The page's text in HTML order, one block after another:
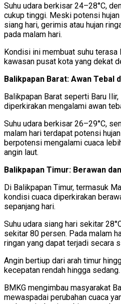
Suhu udara berkisar 24–28°C,
cukup tinggi. Meski potensi
siang hari, gerimis atau hujan
pada malam hari.
Kondisi ini membuat suhu
kawasan pusat kota yang dekat
Balikpapan Barat: Awan Tebal
Balikpapan Barat seperti Baru
diperkirakan mengalami awan
Suhu udara berkisar 26–29°C,
malam hari terdapat potensi
berpotensi mengalami cuaca
angin laut.
Balikpapan Timur: Berawan
Di Balikpapan Timur, termasuk
kondisi cuaca diperkirakan
sepanjang hari.
Suhu udara siang hari sekitar
sekitar 80 persen. Pada malam
ringan yang dapat terjadi secara
Angin bertiup dari arah timur
kecepatan rendah hingga sedang.
BMKG mengimbau masyarakat
mewaspadai perubahan cuaca